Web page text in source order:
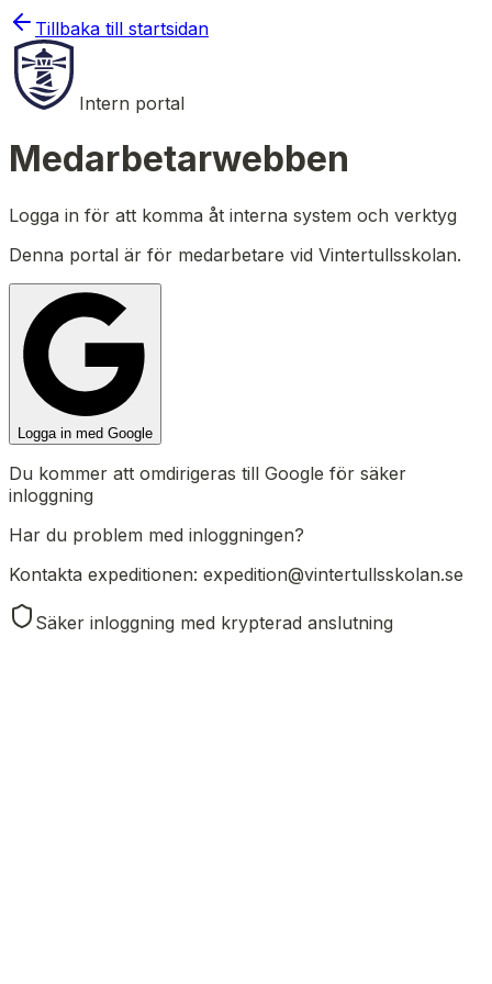
Tillbaka till startsidan
Intern portal
Medarbetarwebben
Logga in för att komma åt interna system och verktyg
Denna portal är för medarbetare vid Vintertullsskolan.
Logga in med Google
Du kommer att omdirigeras till Google för säker
inloggning
Har du problem med inloggningen?
Kontakta expeditionen: expedition@vintertullsskolan.se
Säker inloggning med krypterad anslutning